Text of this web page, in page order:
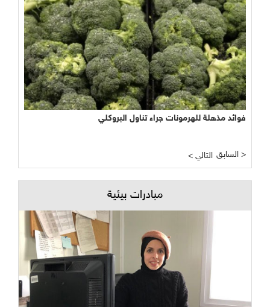
فوائد مذهلة للهرمونات جراء تناول البروكلي
< التالي السابق >
مبادرات بيئية